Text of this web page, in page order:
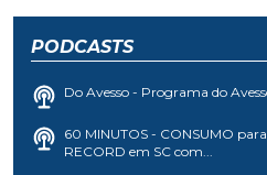
PODCASTS
Do Avesso - Programa do
60 MINUTOS - CONSUMO
RECORD em SC com...